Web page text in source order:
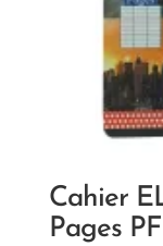
Cahier
Pages PF